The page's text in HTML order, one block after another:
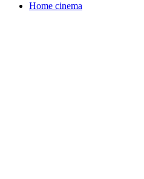
Home cinema